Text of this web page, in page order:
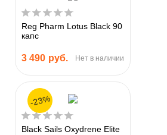
Reg Pharm Lotus Black 90
капс
3 490 руб. Нет в наличии
Black Sails Oxydrene Elite
-23%